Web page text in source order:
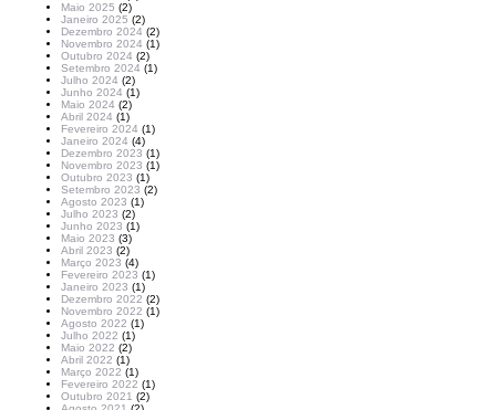
Maio 2025 (2)
Janeiro 2025 (2)
Dezembro 2024 (2)
Novembro 2024 (1)
Outubro 2024 (2)
Setembro 2024 (1)
Julho 2024 (2)
Junho 2024 (1)
Maio 2024 (2)
Abril 2024 (1)
Fevereiro 2024 (1)
Janeiro 2024 (4)
Dezembro 2023 (1)
Novembro 2023 (1)
Outubro 2023 (1)
Setembro 2023 (2)
Agosto 2023 (1)
Julho 2023 (2)
Junho 2023 (1)
Maio 2023 (3)
Abril 2023 (2)
Março 2023 (4)
Fevereiro 2023 (1)
Janeiro 2023 (1)
Dezembro 2022 (2)
Novembro 2022 (1)
Agosto 2022 (1)
Julho 2022 (1)
Maio 2022 (2)
Abril 2022 (1)
Março 2022 (1)
Fevereiro 2022 (1)
Outubro 2021 (2)